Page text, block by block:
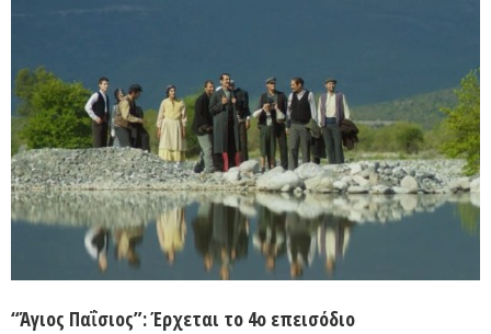
“Άγιος Παΐσιος”: Έρχεται το 4ο επεισόδιο